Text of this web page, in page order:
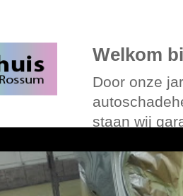
Welkom
Door onze
staan wij